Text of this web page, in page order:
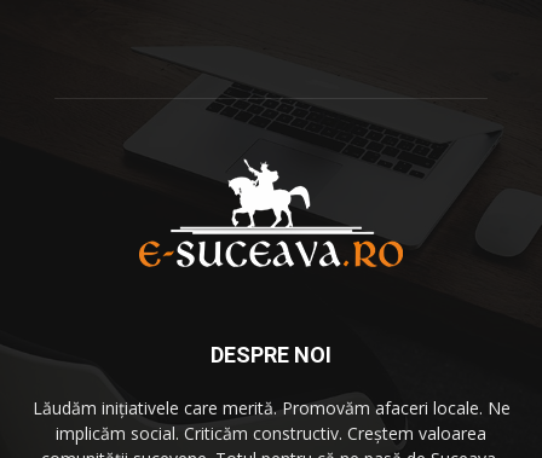
DESPRE NOI
Lăudăm iniţiativele care merită. Promovăm afaceri locale. Ne
implicăm social. Criticăm constructiv. Creştem valoarea